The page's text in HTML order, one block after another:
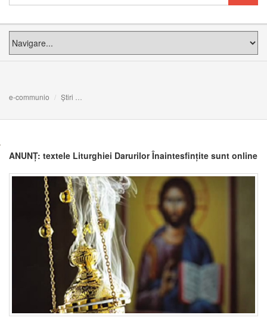
e-communio Știri
ANUNȚ: textele Liturghiei Darurilor Înaintesfințite sunt online